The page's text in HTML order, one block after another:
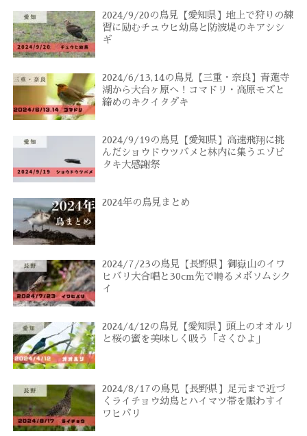
2024/9/20の鳥見【愛知県】地上で狩りの練
習に励むチュウヒ幼鳥と防波堤のキアシシ
ギ
2024/6/13,14の鳥見【三重・奈良】青蓮寺
湖から大台ヶ原へ！コマドリ・高原モズと
締めのキクイタダキ
2024/9/19の鳥見【愛知県】高速飛翔に挑
んだショウドウツバメと林内に集うエゾビ
タキ大感謝祭
2024年の鳥見まとめ
2024/7/23の鳥見【長野県】御嶽山のイワ
ヒバリ大合唱と30cm先で囀るメボソムシク
イ
2024/4/12の鳥見【愛知県】頭上のオオルリ
と桜の蜜を美味しく吸う「さくひよ」
2024/8/17の鳥見【長野県】足元まで近づ
くライチョウ幼鳥とハイマツ帯を賑わすイ
ワヒバリ